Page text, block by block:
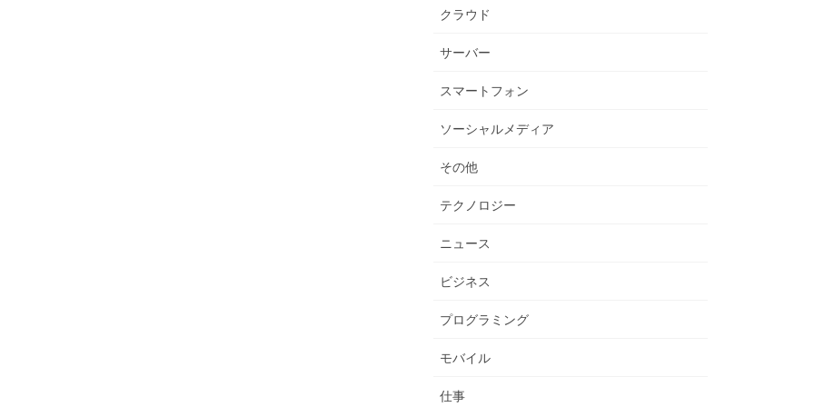
クラウド
サーバー
スマートフォン
ソーシャルメディア
その他
テクノロジー
ニュース
ビジネス
プログラミング
モバイル
仕事